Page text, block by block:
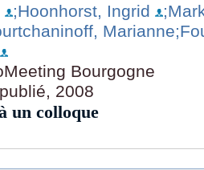
;Hoonhorst, Ingrid
Marianne
Bourgogne
2008
un colloque